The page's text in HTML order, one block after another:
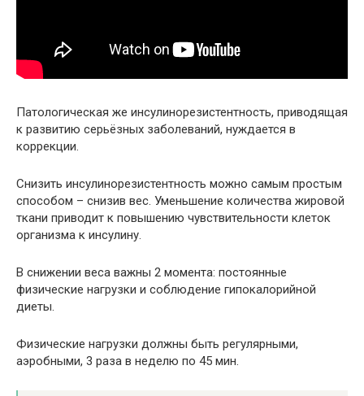
Патологическая же инсулинорезистентность, приводящая
к развитию серьёзных заболеваний, нуждается в
коррекции.
Снизить инсулинорезистентность можно самым простым
способом – снизив вес. Уменьшение количества жировой
ткани приводит к повышению чувствительности клеток
организма к инсулину.
В снижении веса важны 2 момента: постоянные
физические нагрузки и соблюдение гипокалорийной
диеты.
Физические нагрузки должны быть регулярными,
аэробными, 3 раза в неделю по 45 мин.